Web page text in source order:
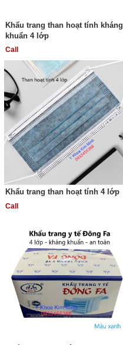
Khẩu trang than hoạt tính kháng
khuẩn 4 lớp
Call
Khẩu trang than hoạt tính 4 lớp
Call